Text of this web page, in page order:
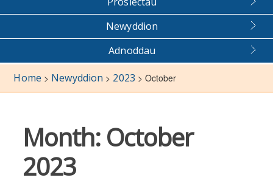
Newyddion
Adnoddau
Home > Newyddion > 2023 >October
Month: October
2023